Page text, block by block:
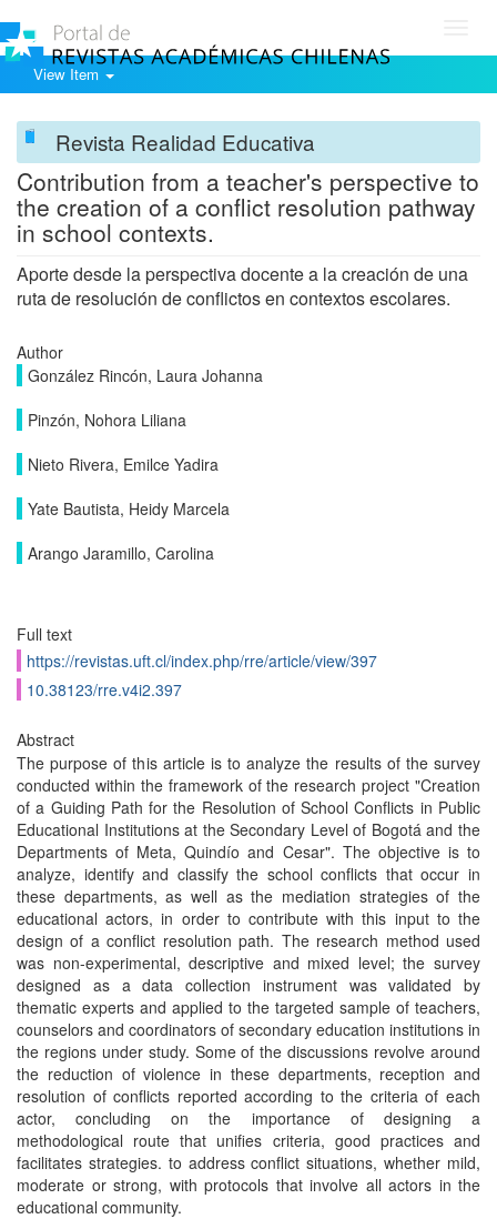
View Item
Revista Realidad Educativa
Contribution from a teacher's perspective to
the creation of a conflict resolution pathway
in school contexts.
Aporte desde la perspectiva docente a la creación de una
ruta de resolución de conflictos en contextos escolares.
Author
González Rincón, Laura Johanna
Pinzón, Nohora Liliana
Nieto Rivera, Emilce Yadira
Yate Bautista, Heidy Marcela
Arango Jaramillo, Carolina
Full text
https://revistas.uft.cl/index.php/rre/article/view/397
10.38123/rre.v4i2.397
Abstract
The purpose of this article is to analyze the results of the survey
conducted within the framework of the research project "Creation
of a Guiding Path for the Resolution of School Conflicts in Public
Educational Institutions at the Secondary Level of Bogotá and the
Departments of Meta, Quindío and Cesar". The objective is to
analyze, identify and classify the school conflicts that occur in
these departments, as well as the mediation strategies of the
educational actors, in order to contribute with this input to the
design of a conflict resolution path. The research method used
was non-experimental, descriptive and mixed level; the survey
designed as a data collection instrument was validated by
thematic experts and applied to the targeted sample of teachers,
counselors and coordinators of secondary education institutions in
the regions under study. Some of the discussions revolve around
the reduction of violence in these departments, reception and
resolution of conflicts reported according to the criteria of each
actor, concluding on the importance of designing a
methodological route that unifies criteria, good practices and
facilitates strategies. to address conflict situations, whether mild,
moderate or strong, with protocols that involve all actors in the
educational community.